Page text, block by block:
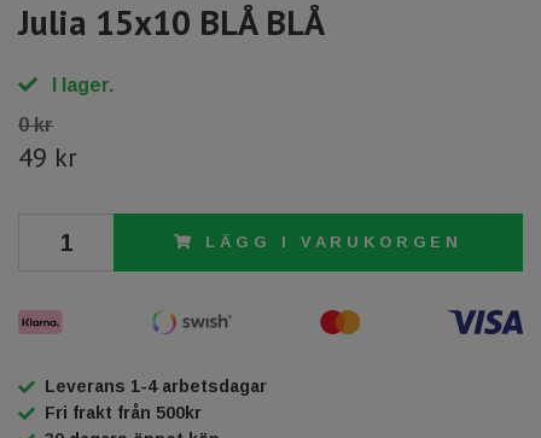
Julia 15x10 BLÅ BLÅ
I lager.
0 kr
49 kr
LÄGG I VARUKORGEN
Leverans 1-4 arbetsdagar
Fri frakt från 500kr